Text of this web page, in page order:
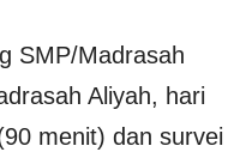
SMP/Madrasah
Aliyah, hari
menit) dan survei